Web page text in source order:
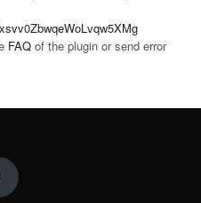
FAQ of the plugin or send error